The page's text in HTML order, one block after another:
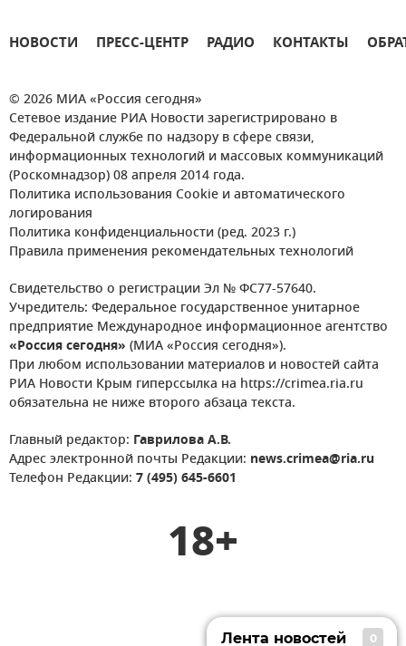
НОВОСТИ ПРЕСС-ЦЕНТР РАДИО КОНТАКТЫ
© 2026 МИА «Россия сегодня»
Сетевое издание РИА Новости зарегистрировано в
Федеральной службе по надзору в сфере связи,
информационных технологий и массовых коммуникаций
(Роскомнадзор) 08 апреля 2014 года.
Политика использования Cookie и автоматического
логирования
Политика конфиденциальности (ред. 2023 г.)
Правила применения рекомендательных технологий
Свидетельство о регистрации Эл № ФС77-57640.
Учредитель: Федеральное государственное унитарное
предприятие Международное информационное агентство
«Россия сегодня» (МИА «Россия сегодня»).
При любом использовании материалов и новостей сайта
РИА Новости Крым гиперссылка на https://crimea.ria.ru
обязательна не ниже второго абзаца текста.
Главный редактор: Гаврилова А.В.
Адрес электронной почты Редакции: news.crimea@ria.ru
Телефон Редакции: 7 (495) 645-6601
18+
Лента новостей 0